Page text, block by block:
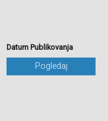
Datum Publikovanja
Pogledaj